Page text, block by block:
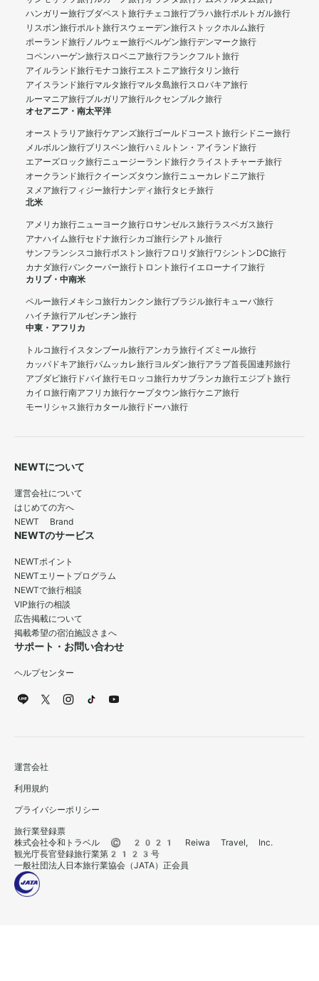
ハンガリー旅行ブダペスト旅行チェコ旅行プラハ旅行ポルトガル旅行
リスボン旅行ポルト旅行スウェーデン旅行ストックホルム旅行
ポーランド旅行ノルウェー旅行ベルゲン旅行デンマーク旅行
コペンハーゲン旅行スロベニア旅行フランクフルト旅行
アイルランド旅行モナコ旅行エストニア旅行タリン旅行
アイスランド旅行マルタ旅行マルタ島旅行スロバキア旅行
ルーマニア旅行ブルガリア旅行ルクセンブルク旅行
オセアニア・南太平洋
オーストラリア旅行ケアンズ旅行ゴールドコースト旅行シドニー旅行
メルボルン旅行ブリスベン旅行ハミルトン・アイランド旅行
エアーズロック旅行ニュージーランド旅行クライストチャーチ旅行
オークランド旅行クイーンズタウン旅行ニューカレドニア旅行
ヌメア旅行フィジー旅行ナンディ旅行タヒチ旅行
北米
アメリカ旅行ニューヨーク旅行ロサンゼルス旅行ラスベガス旅行
アナハイム旅行セドナ旅行シカゴ旅行シアトル旅行
サンフランシスコ旅行ボストン旅行フロリダ旅行ワシントンDC旅行
カナダ旅行バンクーバー旅行 トロント旅行イエローナイフ旅行
カリブ・中南米
ペルー旅行メキシコ旅行カンクン旅行ブラジル旅行キューバ旅行
ハイチ旅行アルゼンチン旅行
中東・アフリカ
トルコ旅行イスタンブール旅行アンカラ旅行イズミール旅行
カッパドキア旅行パムッカレ旅行ヨルダン旅行アラブ首長国連邦旅行
アブダビ旅行 ドバイ旅行モロッコ旅行カサブランカ旅行エジプト旅行
カイロ旅行南アフリカ旅行ケープタウン旅行ケニア旅行
モーリシャス旅行カタール旅行 ドーハ旅行
NEWTについて
運営会社について
はじめての方へ
NEWT Brand
NEWTのサービス
NEWTポイント
NEWTエリートプログラム
NEWTで旅行相談
VIP旅行の相談
広告掲載について
掲載希望の宿泊施設さまへ
サポート・お問い合わせ
ヘルプセンター
運営会社
利用規約
プライバシーポリシー
旅行業登録票
株式会社令和トラベル © 2021 Reiwa Travel, Inc.
観光庁長官登録旅行業第2123号
一般社団法人日本旅行業協会（JATA）正会員